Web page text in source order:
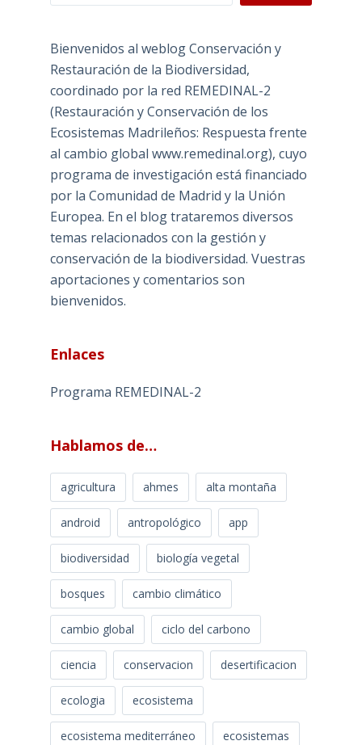
Bienvenidos al weblog Conservación y
Restauración de la Biodiversidad,
coordinado por la red REMEDINAL-2
(Restauración y Conservación de los
Ecosistemas Madrileños: Respuesta frente
al cambio global www.remedinal.org), cuyo
programa de investigación está financiado
por la Comunidad de Madrid y la Unión
Europea. En el blog trataremos diversos
temas relacionados con la gestión y
conservación de la biodiversidad. Vuestras
aportaciones y comentarios son
bienvenidos.
Enlaces
Programa REMEDINAL-2
Hablamos de…
agricultura ahmes alta montaña
android antropológico app
biodiversidad biología vegetal
bosques cambio climático
cambio global ciclo del carbono
ciencia conservacion desertificacion
ecologia ecosistema
ecosistema mediterráneo ecosistemas